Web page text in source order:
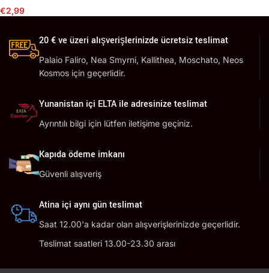
€2,99
20 € ve üzeri alışverişlerinizde ücretsiz teslimat
Palaio Faliro, Nea Smyrni, Kallithea, Moschato, Neos
Kosmos için geçerlidir.
Yunanistan içi ELTA ile adresinize teslimat
Ayrıntılı bilgi için lütfen iletişime geçiniz.
Kapıda ödeme imkanı
Güvenli alışveriş
Atina içi aynı gün teslimat
Saat 12.00'a kadar olan alışverişlerinizde geçerlidir.
Teslimat saatleri 13.00-23.30 arası